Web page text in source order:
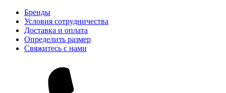
Бренды
Условия сотрудничества
Доставка и оплата
Определить размер
Свяжитесь с нами